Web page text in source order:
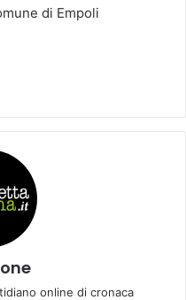
di Empoli
online di cronaca